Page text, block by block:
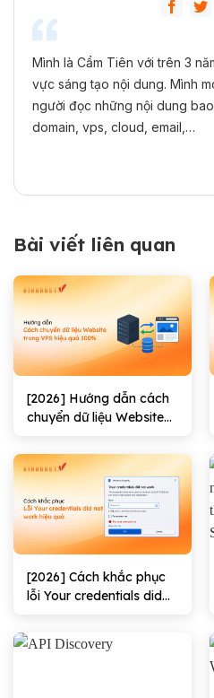
Mình là Cẩm Tiên với trên 3
vực sáng tạo nội dung. Mình
người đọc những nội dung
domain, vps, cloud, email,…
Bài viết liên quan
[2026] Hướng dẫn cách
chuyển dữ liệu Website
100%
[2026] Cách khắc phục
lỗi Your credentials did